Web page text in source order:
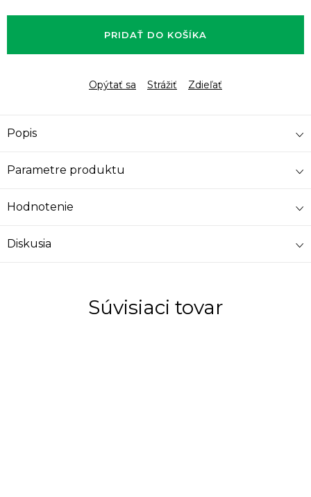
cena:
PRIDAŤ DO KOŠÍKA
Opýtať sa Strážiť Zdieľať
Popis
Parametre produktu
Hodnotenie
Diskusia
Súvisiaci tovar